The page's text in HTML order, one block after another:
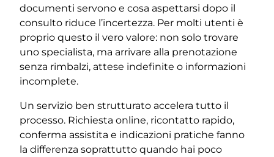
documenti servono e cosa aspettarsi dopo il
consulto riduce l’incertezza. Per molti utenti è
proprio questo il vero valore: non solo trovare
uno specialista, ma arrivare alla prenotazione
senza rimbalzi, attese indefinite o informazioni
incomplete.
Un servizio ben strutturato accelera tutto il
processo. Richiesta online, ricontatto rapido,
conferma assistita e indicazioni pratiche fanno
la differenza soprattutto quando hai poco